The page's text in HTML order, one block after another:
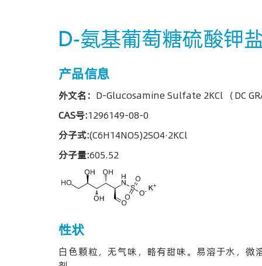
D-氨基葡萄糖硫酸钾
产品信息
外文名： D-Glucosamine Sulfate 2KCl （DC
CAS号:1296149-08-0
分子式:(C6H14NO5)2SO4·2KCl
分子量:605.52
性状
白色颗粒，无气味，略有甜味。易溶于水，微